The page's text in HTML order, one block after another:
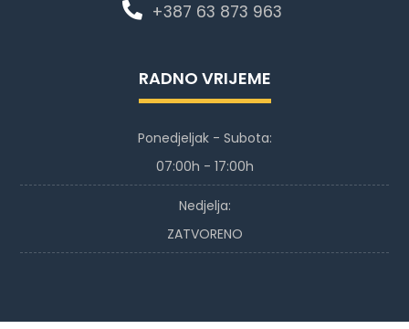
+387 63 873 963
RADNO VRIJEME
Ponedjeljak - Subota:
07:00h - 17:00h
Nedjelja:
ZATVORENO